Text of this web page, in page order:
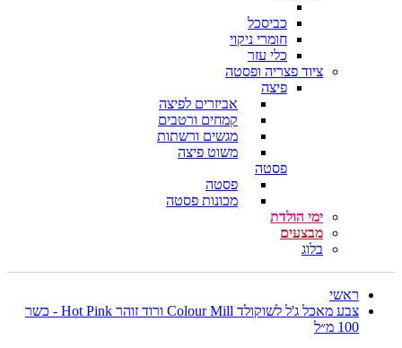
כביסכל
חומרי ניקוי
כלי עזר
ציוד פצריה ופסטה
פיצה
אביזרים לפיצה
קמחים ורטבים
מגשים ורשתות
משוט פיצה
פסטה
פסטה
מכונות פסטה
ימי הולדת
מבצעים
בלוג
ראשי
צבע מאכל ג'ל לשוקולד Colour Mill ורוד זוהר Hot Pink - כשר
100 מ״ל